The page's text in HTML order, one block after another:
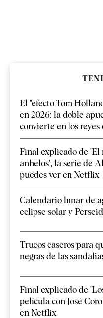
El "efecto Tom
en 2026: la doble
convierte en los
Final explicado de 'El
anhelos', la serie de
puedes ver en Netflix
Calendario lunar de
eclipse solar y
Trucos caseros para
negras de las
Final explicado de
película con José
en Netflix